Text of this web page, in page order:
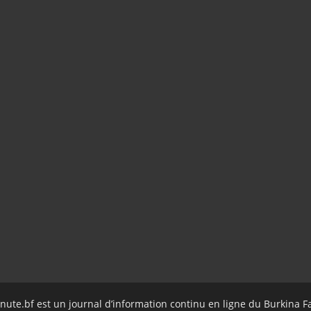
est un journal d’information continu en ligne du Burkina